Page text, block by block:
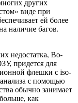
других
виде при
ей более
наличие багов.
недостатка, Во-
придется для
флешки с iso-
с помощью
обычно занимает
как